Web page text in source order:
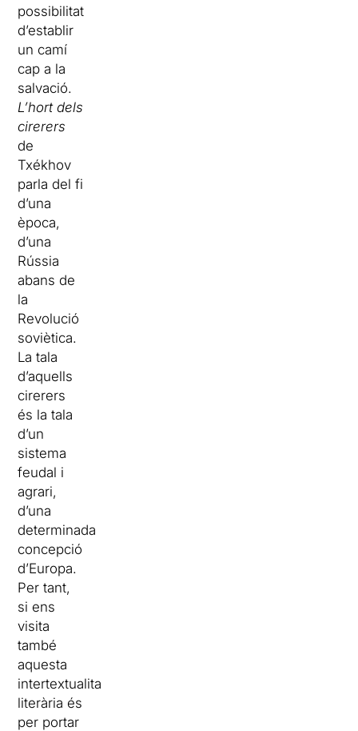
possibilitat
d’establir
un camí
cap a la
salvació.
L’hort dels
cirerers
de
Txékhov
parla del fi
d’una
època,
d’una
Rússia
abans de
la
Revolució
soviètica.
La tala
d’aquells
cirerers
és la tala
d’un
sistema
feudal i
agrari,
d’una
determinada
concepció
d’Europa.
Per tant,
si ens
visita
també
aquesta
intertextualitat
literària és
per portar